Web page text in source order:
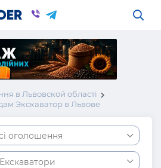
в Львовской області
Экскаватор в Львове
оголошення
Екскаватори